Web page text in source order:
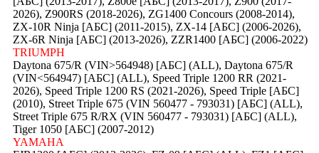
2026), Z900RS (2018-2026), ZG1400 Concours (2008-2014),
ZX-10R Ninja [АБС] (2011-2015), ZX-14 [АБС] (2006-2026),
ZX-6R Ninja [АБС] (2013-2026), ZZR1400 [АБС] (2006-2022)
TRIUMPH
Daytona 675/R (VIN>564948) [АБС] (ALL), Daytona 675/R
(VIN<564947) [АБС] (ALL), Speed Triple 1200 RR (2021-
2026), Speed Triple 1200 RS (2021-2026), Speed Triple [АБС]
(2010), Street Triple 675 (VIN 560477 - 793031) [АБС] (ALL),
Street Triple 675 R/RX (VIN 560477 - 793031) [АБС] (ALL),
Tiger 1050 [АБС] (2007-2012)
YAMAHA